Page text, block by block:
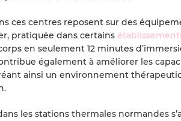
ces centres reposent sur des
pratiquée dans certains
en seulement 12 minutes
également à améliorer les
ainsi un environnement
les stations thermales normandes